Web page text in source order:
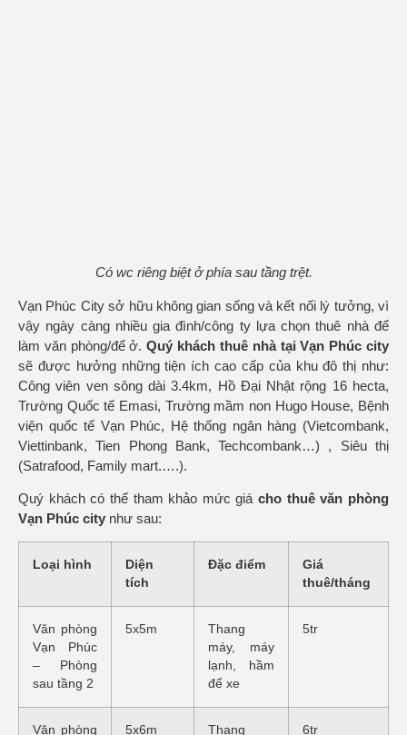
Có wc riêng biệt ở phía sau tầng trệt.
Vạn Phúc City sở hữu không gian sống và kết nối lý tưởng, vì
vậy ngày càng nhiều gia đình/công ty lựa chọn thuê nhà để
làm văn phòng/để ở.Quý khách thuê nhà tại Vạn Phúc city
sẽ được hưởng những tiện ích cao cấp của khu đô thị như:
Công viên ven sông dài 3.4km, Hồ Đại Nhật rộng 16 hecta,
Trường Quốc tế Emasi, Trường mầm non Hugo House, Bệnh
viện quốc tế Vạn Phúc, Hệ thống ngân hàng (Vietcombank,
Viettinbank, Tien Phong Bank, Techcombank…) , Siêu thị
(Satrafood, Family mart.….).
Quý khách có thể tham khảo mức giácho thuêvăn phòng
Vạn Phúc city như sau:
Loại hình
Diện
tích
Đặc điểm
Giá
thuê/tháng
Văn phòng
Vạn Phúc
– Phòng
sau tầng 2
5x5m
Thang
máy, máy
lạnh, hầm
để xe
5tr
Văn phòng
5x6m
Thang
6tr